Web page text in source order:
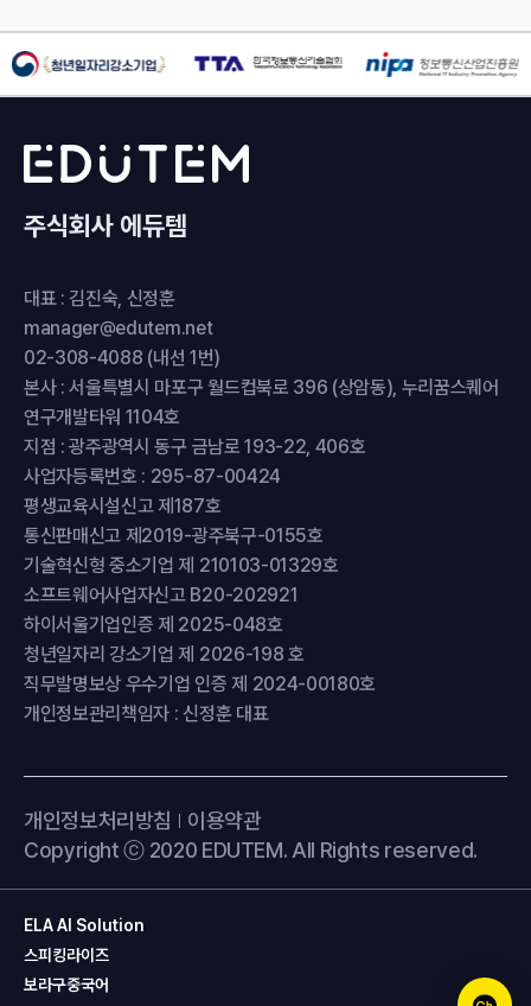
주식회사 에듀템
대표 : 김진숙, 신정훈
manager@edutem.net
02-308-4088 (내선 1번)
본사 : 서울특별시 마포구 월드컵북로 396 (상암동), 누리꿈스퀘어
연구개발타워 1104호
지점 : 광주광역시 동구 금남로 193-22, 406호
사업자등록번호 : 295-87-00424
평생교육시설신고 제187호
통신판매신고 제2019-광주북구-0155호
기술혁신형 중소기업 제 210103-01329호
소프트웨어사업자신고 B20-202921
하이서울기업인증 제 2025-048호
청년일자리 강소기업 제 2026-198 호
직무발명보상 우수기업 인증 제 2024-00180호
개인정보관리책임자 : 신정훈 대표
개인정보처리방침
이용약관
Copyright ⓒ 2020 EDUTEM. All Rights reserved.
ELA AI Solution
스피킹라이즈
보라구중국어